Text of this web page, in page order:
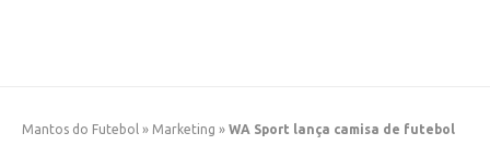
Mantos do Futebol » Marketing » WA Sport lança camisa de futebol